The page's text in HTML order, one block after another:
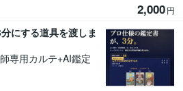
2,000円
にする道具を渡しま
専用カルテ+AI鑑定